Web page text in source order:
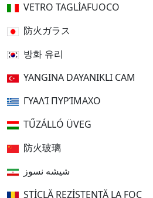
VETRO TAGLIAFUOCO
防火ガラス
방화 유리
YANGINA DAYANIKLI CAM
ΓΥΑΛΊ ΠΥΡΊΜΑΧΟ
TŰZÁLLÓ ÜVEG
防火玻璃
شیشه نسوز
STICLĂ REZISTENTĂ LA FOC